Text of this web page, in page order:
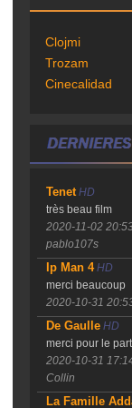
Clojmi
Trozam
Cinecalidad
TenetHD
très beau film
2020-11-02
pablo107s
Ip Man 4HD
merci beaucoup
2020-10-31
De GaulleHD
merci pour le
2020-10-31
Collin
La Famille